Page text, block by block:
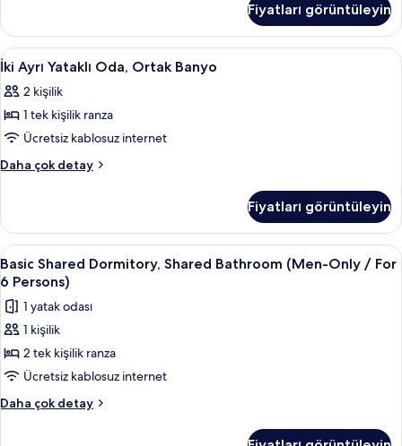
görün
Banyolu/Duşlu
hakkında
daha
fazla
detay
Fiyatları görüntüleyin
İki
Ayrı
Yataklı
Oda,
Ortak
Banyo
fotoğrafları
görün
Ücretsiz kablosuz İnternet, çarşaf
8
İki Ayrı Yataklı Oda, Ortak Banyo
2 kişilik
1 tek kişilik ranza
Ücretsiz kablosuz internet
Daha çok detay
İki
Ortak
Banyo
hakkında
daha
detay
Fiyatları görüntüleyin
Basic
Shared
Dormitory,
Shared
Bathroom
(Men-
Only
/
Ücretsiz kablosuz İnternet, çarşaf
1
Basic Shared Dormitory, Shared Bathroom (Men-Only / For
6 Persons)
1 yatak odası
1 kişilik
2 tek kişilik ranza
Ücretsiz kablosuz internet
Daha çok detay
Basic